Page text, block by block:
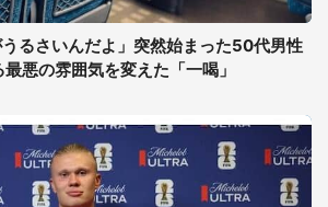
るさいんだよ」突然始まった50代男性
悪の雰囲気を変えた「一喝」